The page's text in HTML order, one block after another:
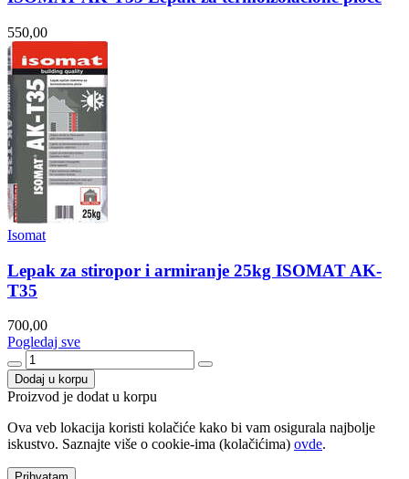
550,00
Isomat
Lepak za stiropor i armiranje 25kg ISOMAT AK-
T35
700,00
Pogledaj sve
Dodaj u korpu
Proizvod je dodat u korpu
Ova veb lokacija koristi kolačiće kako bi vam osigurala najbolje
iskustvo. Saznajte više o cookie-ima (kolačićima) ovde.